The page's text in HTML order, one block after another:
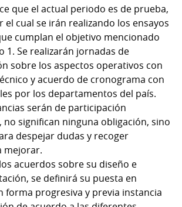
que el actual periodo es de prueba,
el cual se irán realizando los ensayos
cumplan el objetivo mencionado
1. Se realizarán jornadas de
sobre los aspectos operativos con
y acuerdo de cronograma con
por los departamentos del país.
serán de participación
no significan ninguna obligación, sino
despejar dudas y recoger
mejorar.
acuerdos sobre su diseño e
se definirá su puesta en
forma progresiva y previa instancia